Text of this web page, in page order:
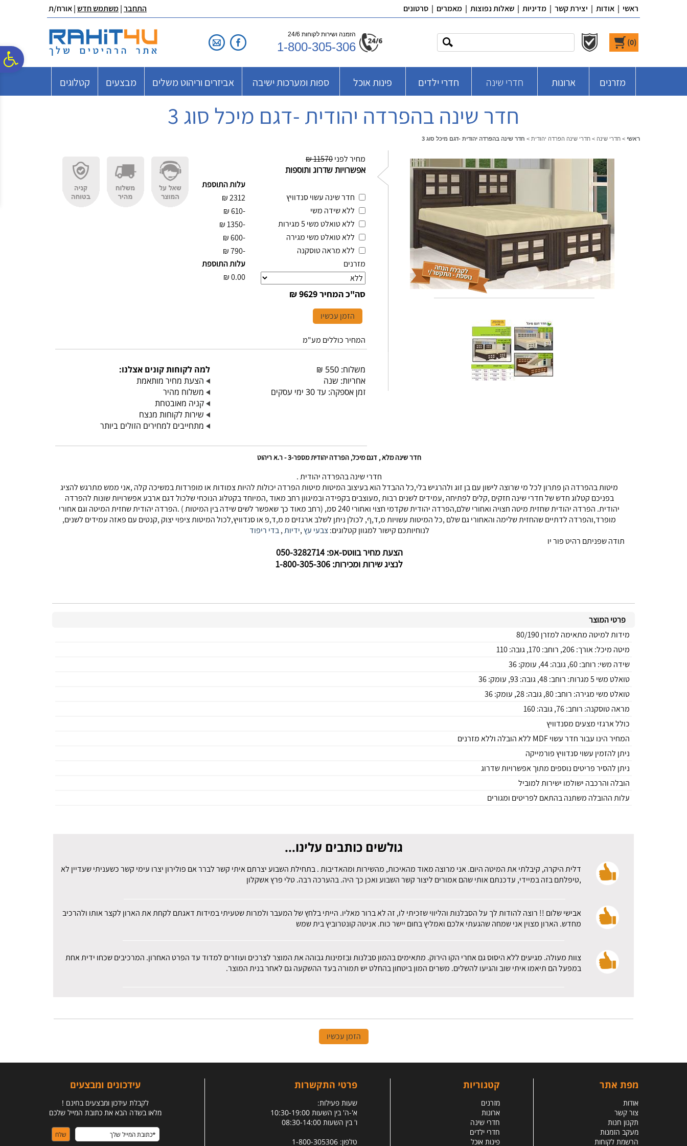
נגישות
אתר
המרכזי
ראשי | אודות | יצירת קשר | מדיניות | שאלות נפוצות | מאמרים | סרטונים התחבר|משתמש חדש| אורח/ת
(
0
)
הזמנה ושירות לקוחות 24/6
1-800-305-306
מזרנים ארונות חדרי שינה חדרי ילדים פינות אוכל ספות ומערכות ישיבה אביזרים וריהוט משלים מבצעים קטלוגים
חדר שינה בהפרדה יהודית -דגם מיכל סוג 3
ראשי > חדרי שינה > חדרי שינה הפרדה יהודית > חדר שינה בהפרדה יהודית -דגם מיכל סוג 3
מחיר לפני11570 ₪
אפשרויות שדרוג ותוספות
עלות התוספת
חדר שינה עשוי סנדוויץ
2312
₪
ללא שידה משי
-610
₪
ללא טואלט משי 5 מגירות
-1350
₪
ללא טואלט משי מגירה
-600
₪
ללא מראה טוסקנה
-790
₪
מזרנים
עלות התוספת
0.00
₪
סה"כ המחיר9629 ₪
הזמן עכשיו
המחיר כוללים מע"מ
משלוח: 550 ₪
אחריות: שנה
זמן אספקה: עד 30 ימי עסקים
למה לקוחות קונים אצלנו:
הצעת מחיר מותאמת
משלוח מהיר
קניה מאובטחת
שירות לקוחות מנצח
מתחייבים למחירים הזולים ביותר
חדר שינה מלא , דגם מיכל, הפרדה יהודית מספר-3 - ר.א ריהוט
חדרי שינה בהפרדה יהודית .
מיטות בהפרדה הן פתרון לכל מי שרוצה לישון עם בן זוג ולהרגיש בלי,כל ההבדל הוא בעיצוב המיטות מיטות הפרדה יכולות להיות צמודות או מופרדות במשיכה קלה ,אני ממש מתרגש להציג
בפניכם קטלוג חדש של חדרי שינה חזקים ,קלים לפתיחה ,עמידים לשנים רבות ,מעוצבים בקפידה ובמיגוון רחב מאוד ,המיוחד בקטלוג הנוכחי שלכול דגם ארבע אפשרויות שונות להפרדה
יהודית. הפרדה יהודית שחזית מיטה חצויה ואחורי שלם,הפרדה יהודית שקדמי חצוי ואחורי 240 סמ, (רחב מאוד כך שאפשר לשים שידה בין המיטות ) .הפרדה יהודית שחזית המיטה וגם אחורי
מופרד,והפרדה לדתיים שהחזית שלימה והאחורי גם שלם ,כל המיטות עשויות מ,ד,ף, לכולן ניתן לשלב ארגזים מ מ,ד,פ או סנדוויץ,לכול המיטות ציפוי יצוק ,קנטים עם פאזה עמידים לשנים,
לנוחיותכם קישור למגוון קטלוגים:צבעי עץ,ידיות,בדי ריפוד
תודה שפניתם רהיט פור יו
הצעת מחיר בווטס-אפ: 050-3282714
לנציג שירות ומכירות: 1-800-305-306
פרטי המוצר
מידות למיטה מתאימה למזרן 80/190
מיטה מיכל: אורך: 206, רוחב: 170, גובה: 110
שידה משי: רוחב: 60, גובה: 44, עומק: 36
טואלט משי 5 מגרות: רוחב: 48, גובה: 93, עומק: 36
טואלט משי מגירה: רוחב: 80, גובה: 28, עומק: 36
מראה טוסקנה: רוחב: 76, גובה: 160
כולל ארגזי מצעים מסנדוויץ
המחיר הינו עבור חדר עשוי MDF ללא הובלה וללא מזרנים
ניתן להזמין עשוי סנדוויץ פורמייקה
ניתן להסיר פריטים נוספים מתוך אפשרויות שדרוג
הובלה והרכבה ישולמו ישירות למוביל
עלות ההובלה משתנה בהתאם לפריטים ומגורים
גולשים כותבים עלינו...
דלית היקרה, קיבלתי את המיטה היום. אני מרוצה מאוד מהאיכות, מהשירות ומהאדיבות . בתחילת השבוע יצרתם איתי קשר לברר אם פולירון יצרו עימי קשר כשעניתי שעדיין לא
,טיפלתם בזה במיידי, עדכנתם אותי שהם אמורים ליצור קשר השבוע ואכן כך היה. בהערכה רבה. טלי פרץ אשקלון
אבישי שלום !! רוצה להודות לך על הסבלנות והליווי שזכיתי לו, זה לא ברור מאליו. הייתי בלחץ של המעבר ולמרות שטעיתי במידות דאגתם לקחת את הארון לקצר אותו ולהרכיב
מחדש. הארון מצוין אני שמחה שהגעתי אלכם ואמליץ בחום יישר כוח. אניטה קונטרוביץ בית שמש
צוות מעולה. מגיעים ללא היסוס גם אחרי הקו הירוק. מתאימים בהמון סבלנות ובזמינות גבוהה את המוצר לצרכים ועוזרים למדוד עד הפרט האחרון. המרכיבים שכחו ידית אחת
במפעל הם תיאמו איתי שוב והגיעו להשלים. משרים המון ביטחון בהחלט יש תמורה בעד ההשקעה גם לאחר בנית המוצר.
הזמן עכשיו
מפת אתר
אודות
צור קשר
תקנון חנות
מעקב הזמנות
הרשמת לקוחות
קטגוריות
מזרנים
ארונות
חדרי שינה
חדרי ילדים
פינות אוכל
פרטי התקשרות
שעות פעילות:
א'-ה' בין השעות 10:30-19:00
ו' בין השעות 08:30-14:00
טלפון: 1-800-305306
עידכונים ומבצעים
לקבלת עידכון ומבצעים בחינם !
מלאו בשדה הבא את כתובת המייל שלכם